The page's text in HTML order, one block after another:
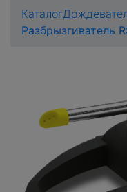
Каталог
Разбрызгиватель